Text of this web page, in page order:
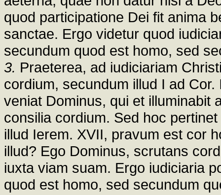
quod participatione Dei fit anima
sanctae. Ergo videtur quod
secundum quod est homo, sed
3. Praeterea, ad iudiciariam
cordium, secundum illud I ad
veniat Dominus, qui et illuminabit
consilia cordium. Sed hoc
illud Ierem. XVII, pravum est cor
illud? Ego Dominus, scrutans
iuxta viam suam. Ergo iudiciaria
quod est homo, sed secundum